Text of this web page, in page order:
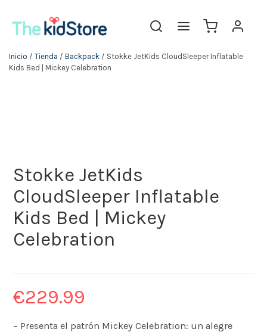
Inicio / Tienda / Backpack / Stokke JetKids CloudSleeper Inflatable
Kids Bed | Mickey Celebration
Stokke JetKids
CloudSleeper Inflatable
Kids Bed | Mickey
Celebration
€229.99
– Presenta el patrón Mickey Celebration: un alegre